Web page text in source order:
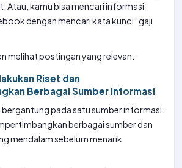
Atau, kamu bisa mencari informasi
dengan mencari kata kunci “gaji
melihat postingan yang relevan.
Riset dan
Berbagai Sumber Informasi
pada satu sumber informasi.
berbagai sumber dan
mendalam sebelum menarik